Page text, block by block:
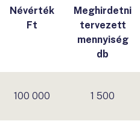
Névérték
Ft
Meghirdetni
tervezett
mennyiség
db
100 000 1 500